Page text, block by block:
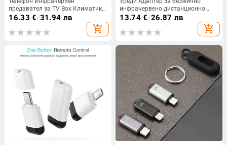
предавател за TV Box Климатик
Приложение за дистанционно
управление Мини адаптер за
смартфон за IPhone Type-C Micro-
16.33 €/31.94 лв
add_shopping_cart
инфрачервено дистанционно
управление Мобилен телефон
Интелигентно управление
13.74€/26.87 лв
add_shopping_cart